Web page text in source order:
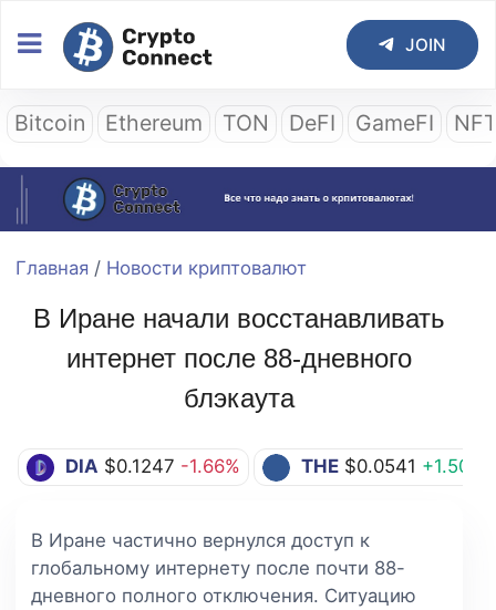
JOIN
Bitcoin Ethereum TON DeFI GameFI
Главная / Новости криптовалют
В Иране начали восстанавливать
интернет после 88-дневного
блэкаута
DIA $0.1247 -1.66% THE $0.0541 +1.50%
В Иране частично вернулся доступ к
глобальному интернету после почти 88-
дневного полного отключения. Ситуацию